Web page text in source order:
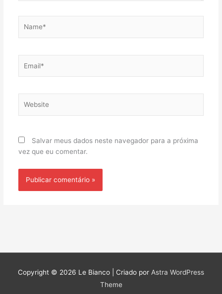
Salvar meus dados neste navegador para a próxima
vez que eu comentar.
Copyright © 2026 Le Bianco | Criado por Astra WordPress
Theme